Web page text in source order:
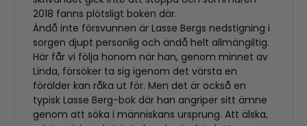
2018 fanns plötsligt boken där.
Ändå inte försvunnen är Lasse Bergs nedstigning i
sorgen djupt personlig och ändå helt allmängiltig.
Här får vi följa honom när han, genom minnet av
Linda, försöker ta sig igenom det värsta en
förälder kan råka ut för. Men det är också en
typisk Lasse Berg-bok där han angriper sitt ämne
genom att söka i människans ursprung. Att älska,